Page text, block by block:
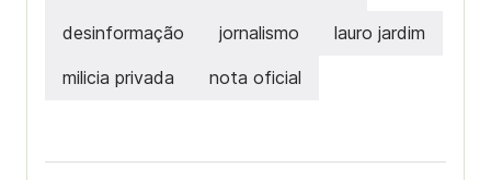
desinformação jornalismo lauro jardim
milicia privada nota oficial